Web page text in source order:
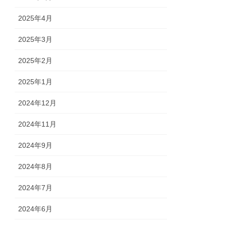
2025年4月
2025年3月
2025年2月
2025年1月
2024年12月
2024年11月
2024年9月
2024年8月
2024年7月
2024年6月